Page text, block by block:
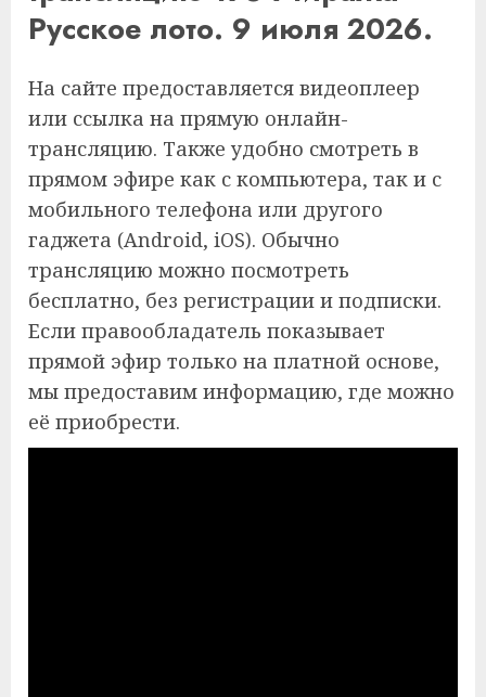
Русское лото. 9 июля 2026.
На сайте предоставляется видеоплеер
или ссылка на прямую онлайн-
трансляцию. Также удобно смотреть в
прямом эфире как с компьютера, так и с
мобильного телефона или другого
гаджета (Android, iOS). Обычно
трансляцию можно посмотреть
бесплатно, без регистрации и подписки.
Если правообладатель показывает
прямой эфир только на платной основе,
мы предоставим информацию, где можно
её приобрести.